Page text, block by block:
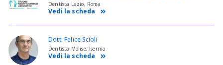
Dentista Lazio, Roma
Vedi la scheda
Dott. Felice Scioli
Dentista Molise, Isernia
Vedi la scheda